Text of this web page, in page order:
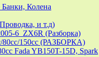
Колена
и т.д)
6_ZX6R (Разборка)
150cc (РАЗБОРКА)
Fada YB150T-15D, Spark